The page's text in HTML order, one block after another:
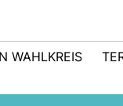
WAHLKREIS